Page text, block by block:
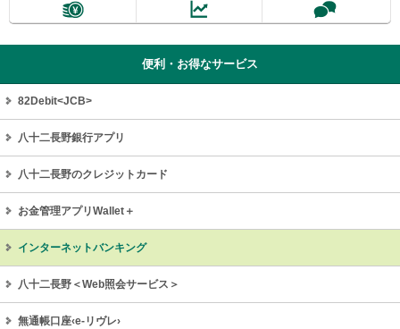
便利・お得なサービス
82Debit<JCB>
八十二長野銀行アプリ
八十二長野のクレジットカード
お金管理アプリWallet＋
インターネットバンキング
八十二長野＜Web照会サービス＞
無通帳口座‹e-リヴレ›